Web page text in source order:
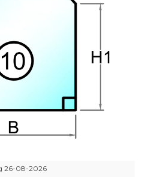
26-08-2026